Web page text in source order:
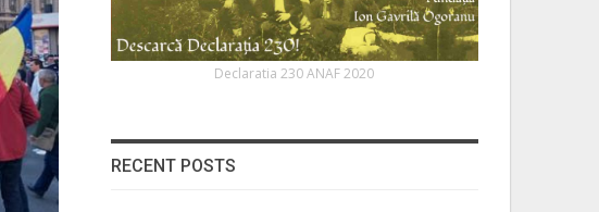
Declaratia 230 ANAF 2020
RECENT POSTS